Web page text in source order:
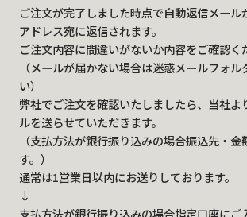
ご注文が完了しました時点で自動返信メール
アドレス宛に返信されます。
ご注文内容に間違いがないか内容をご確認く
（メールが届かない場合は迷惑メールフォ
い）
弊社でご注文を確認いたしましたら、当社よ
ルを送らせていただきます。
（支払方法が銀行振り込みの場合振込先・
す。）
通常は1営業日以内にお送りしております。
↓
支払方法が銀行振り込みの場合指定口座にご